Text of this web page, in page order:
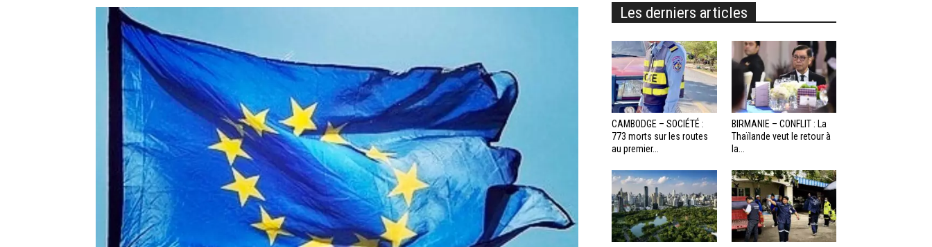
Les derniers articles
CAMBODGE – SOCIÉTÉ :
773 morts sur les routes
au premier...
BIRMANIE – CONFLIT : La
Thaïlande veut le retour à
la...